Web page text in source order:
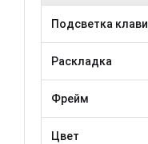
Подсветка
Раскладка
Фрейм
Цвет